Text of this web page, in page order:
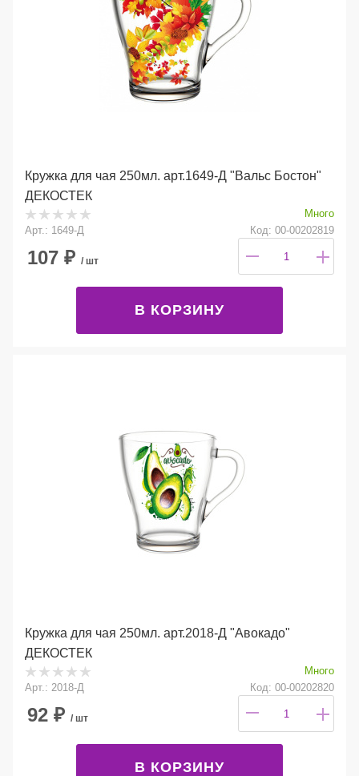
Кружка для чая 250мл. арт.1649-Д "Вальс Бостон"
ДЕКОСТЕК
Много
Арт.: 1649-Д
Код: 00-00202819
107 ₽ / шт
В КОРЗИНУ
Кружка для чая 250мл. арт.2018-Д "Авокадо"
ДЕКОСТЕК
Много
Арт.: 2018-Д
Код: 00-00202820
92 ₽ / шт
В КОРЗИНУ